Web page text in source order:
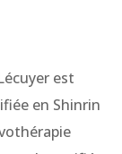
est
en Shinrin